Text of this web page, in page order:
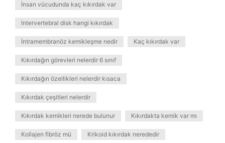
İnsan vücudunda kaç kıkırdak var
Intervertebral disk hangi kıkırdak
İntramembranöz kemikleşme nedir Kaç kıkırdak var
Kıkırdağın görevleri nelerdir 6 sınıf
Kıkırdağın özellikleri nelerdir kısaca
Kıkırdak çeşitleri nelerdir
Kıkırdak kemikleri nerede bulunur Kıkırdakta kemik var mı
Kollajen fibröz mü Krikoid kıkırdak nerededir